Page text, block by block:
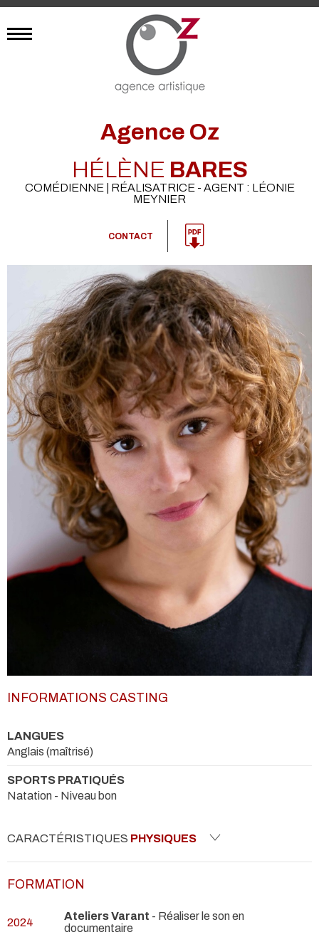
Agence Oz
HÉLÈNE BARES
COMÉDIENNE | RÉALISATRICE - AGENT : LÉONIE
MEYNIER
CONTACT
INFORMATIONS CASTING
LANGUES
Anglais (maîtrisé)
SPORTS PRATIQUÉS
Natation - Niveau bon
CARACTÉRISTIQUES PHYSIQUES
FORMATION
2024 Ateliers Varant - Réaliser le son en
documentaire